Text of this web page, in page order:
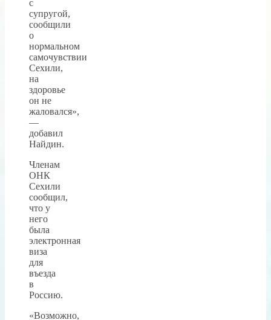
с
супругой,
сообщили
о
нормальном
самочувствии
Сехили,
на
здоровье
он не
жаловался»,
—
добавил
Найдин.
Членам
ОНК
Сехили
сообщил,
что у
него
была
электронная
виза
для
въезда
в
Россию.
«Возможно,